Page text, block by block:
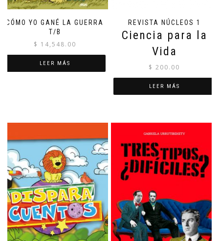
CÓMO YO GANÉ LA GUERRA
T/B
$ 14,548.00
LEER MÁS
REVISTA NÚCLEOS 1
Ciencia para la
Vida
$ 200.00
LEER MÁS